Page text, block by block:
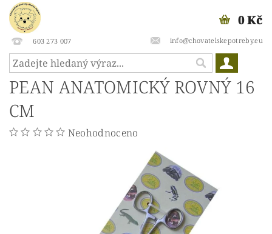
603 273 007 info@chovatelskepotreby.eu
0 Kč
PEAN ANATOMICKÝ ROVNÝ 16
CM
Neohodnoceno